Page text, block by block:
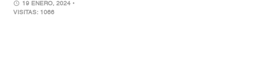
19 ENERO, 2024 •
VISITAS: 1066